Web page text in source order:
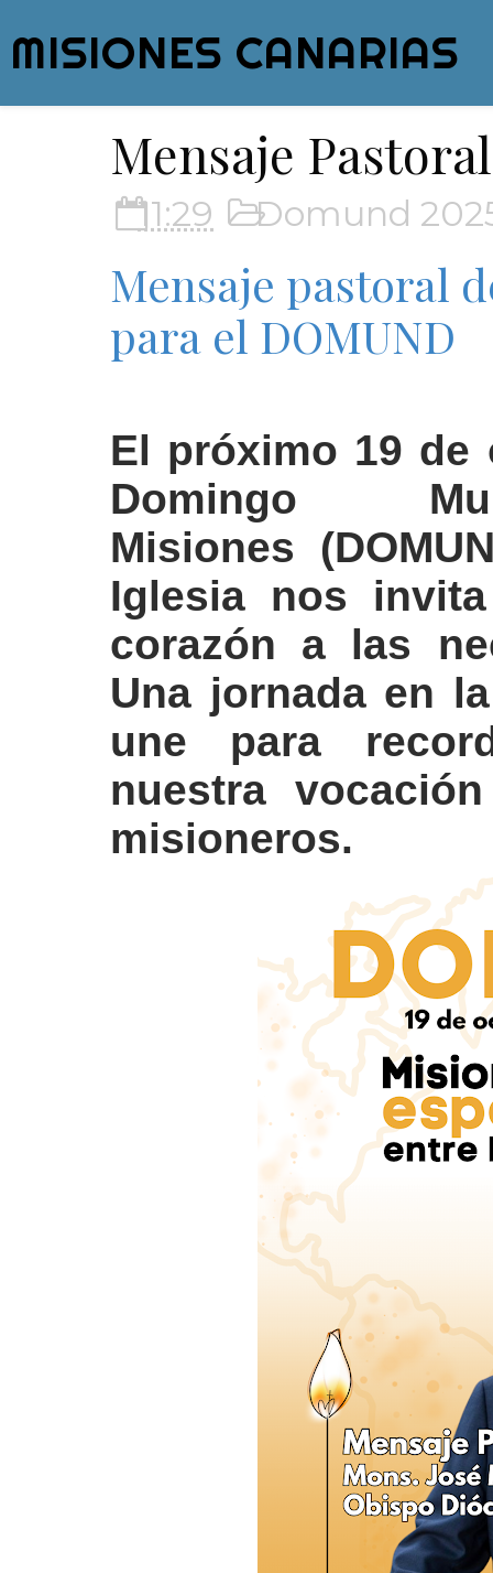
MISIONES CANARIAS
Mensaje
11:29 Domund
Mensaje pastoral
para el DOMUND
El próximo 19 de
Domingo
Misiones
Iglesia nos
corazón a las
Una jornada en
une para
nuestra
misioneros.